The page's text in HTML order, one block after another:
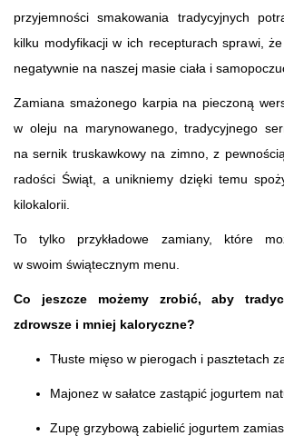
przyjemności smakowania tradycyjnych
kilku modyfikacji w ich recepturach sprawi,
negatywnie na naszej masie ciała i
Zamiana smażonego karpia na pieczoną
w oleju na marynowanego, tradycyjnego
na sernik truskawkowy na zimno, z
radości Świąt, a unikniemy dzięki temu
kilokalorii.
To tylko przykładowe zamiany, które
w swoim świątecznym menu.
Co jeszcze możemy zrobić, aby
zdrowsze i mniej kaloryczne?
Tłuste mięso w pierogach i pasztetach
Majonez w sałatce zastąpić jogurtem
Zupę grzybową zabielić jogurtem